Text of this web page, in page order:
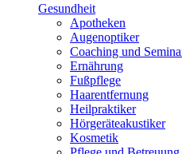
Gesundheit
Apotheken
Augenoptiker
Coaching und
Ernährung
Fußpflege
Haarentfernung
Heilpraktiker
Hörgeräteakustiker
Kosmetik